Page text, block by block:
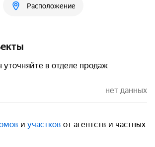
Расположение
в отделе продаж
нет данных
и участков от агентств и частных